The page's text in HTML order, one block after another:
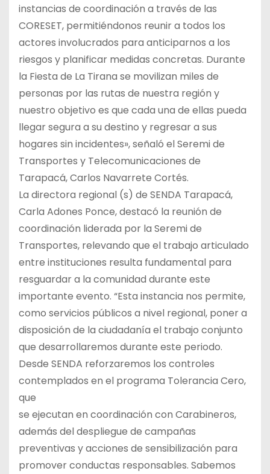
instancias de coordinación a través de las
CORESET, permitiéndonos reunir a todos los
actores involucrados para anticiparnos a los
riesgos y planificar medidas concretas. Durante
la Fiesta de La Tirana se movilizan miles de
personas por las rutas de nuestra región y
nuestro objetivo es que cada una de ellas pueda
llegar segura a su destino y regresar a sus
hogares sin incidentes», señaló el Seremi de
Transportes y Telecomunicaciones de
Tarapacá, Carlos Navarrete Cortés.
La directora regional (s) de SENDA Tarapacá,
Carla Adones Ponce, destacó la reunión de
coordinación liderada por la Seremi de
Transportes, relevando que el trabajo articulado
entre instituciones resulta fundamental para
resguardar a la comunidad durante este
importante evento. “Esta instancia nos permite,
como servicios públicos a nivel regional, poner a
disposición de la ciudadanía el trabajo conjunto
que desarrollaremos durante este periodo.
Desde SENDA reforzaremos los controles
contemplados en el programa Tolerancia Cero,
que
se ejecutan en coordinación con Carabineros,
además del despliegue de campañas
preventivas y acciones de sensibilización para
promover conductas responsables. Sabemos